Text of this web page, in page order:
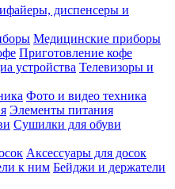
диспенсеры и
Медицинские приборы
Приготовление кофе
Телевизоры и
Фото и видео техника
Элементы питания
Сушилки для обуви
Аксессуары для досок
Бейджи и держатели